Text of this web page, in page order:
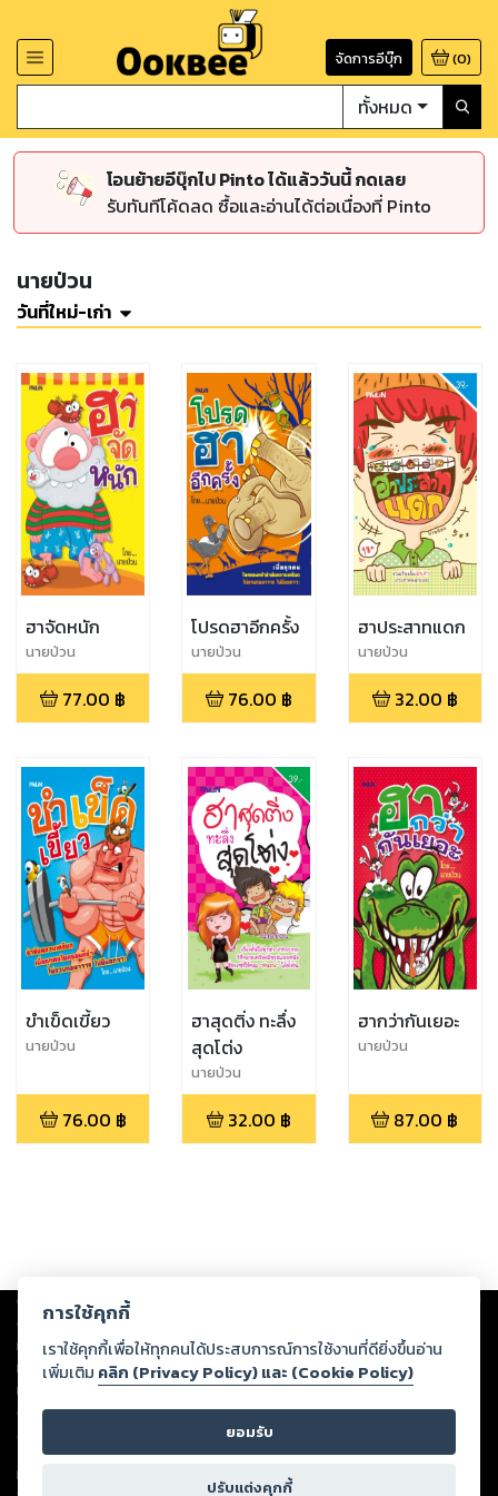
จัดการอีบุ๊ก (0)
ทั้งหมด
โอนย้ายอีบุ๊กไป Pinto ได้แล้ววันนี้ กดเลย
รับทันทีโค้ดลด ซื้อและอ่านได้ต่อเนื่องที่ Pinto
นายป่วน
วันที่ใหม่-เก่า
ฮาจัดหนัก
นายป่วน
77.00 ฿
โปรดฮาอีกครั้ง
นายป่วน
76.00 ฿
ฮาประสาทแดก
นายป่วน
32.00 ฿
ขำเข็ดเขี้ยว
นายป่วน
76.00 ฿
ฮาสุดติ่ง ทะลึ่ง
สุดโต่ง
นายป่วน
32.00 ฿
ฮากว่ากันเยอะ
นายป่วน
87.00 ฿
Copyright © 2026
ต่อผลงานหรือเนื้อหาใดที่อัปโหลดผ่านเว็บไซต์และปรากฏว่าละเมิดสิทธิใน
ทรัพย์สินทางปัญญาของบุคคลอื่นหรือขัดต่อกฎหมายและศีลธรรม ดังนั้น ผู้อ่าน
ทุกท่านโปรดใช้วิจารณญาณในการกลั่นกรองด้วยตนเอง และหากท่านพบว่าส่วน
หนึ่งส่วนใดขัดต่อกฎหมายและศีลธรรม กรุณาแจ้งมายังบริษัท เพื่อทีมงานจะได้
ดำเนินการในทันที ทั้งนี้ ทางสตอรี่ล็อกขอสงวนลิขสิทธิ์ตามพระราชบัญญัติ
ลิขสิทธิ์ พ.ศ. 2537 (ฉบับล่าสุด)
For support: member@ookbee.com
การใช้คุกกี้
เราใช้คุกกี้เพื่อให้ทุกคนได้ประสบการณ์การใช้งานที่ดียิ่งขึ้นอ่าน
เพิ่มเติม คลิก (Privacy Policy) และ (Cookie Policy)
ยอมรับ
ปรับแต่งคุกกี้